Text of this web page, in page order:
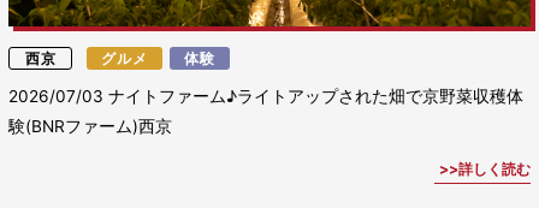
西京 グルメ 体験
2026/07/03ナイトファーム♪ライトアップされた畑で京野菜収穫体
験(BNRファーム)西京
詳しく読む